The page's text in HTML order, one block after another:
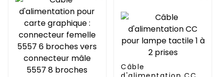
Câble